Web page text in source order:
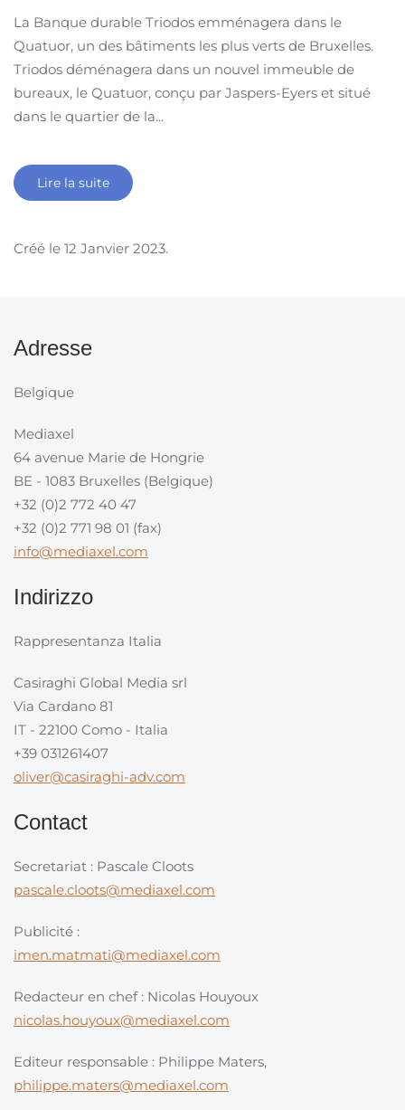
La Banque durable Triodos emménagera dans le
Quatuor, un des bâtiments les plus verts de Bruxelles.
Triodos déménagera dans un nouvel immeuble de
bureaux, le Quatuor, conçu par Jaspers-Eyers et situé
dans le quartier de la...
Lire la suite
Créé le 12 Janvier 2023.
Adresse
Belgique
Mediaxel
64 avenue Marie de Hongrie
BE - 1083 Bruxelles (Belgique)
+32 (0)2 772 40 47
+32 (0)2 771 98 01 (fax)
info@mediaxel.com
Indirizzo
Rappresentanza Italia
Casiraghi Global Media srl
Via Cardano 81
IT - 22100 Como - Italia
+39 031261407
oliver@casiraghi-adv.com
Contact
Secretariat : Pascale Cloots
pascale.cloots@mediaxel.com
Publicité :
imen.matmati@mediaxel.com
Redacteur en chef : Nicolas Houyoux
nicolas.houyoux@mediaxel.com
Editeur responsable : Philippe Maters,
philippe.maters@mediaxel.com